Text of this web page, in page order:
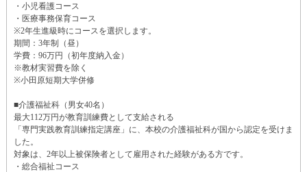
・小児看護コース
・医療事務保育コース
※2年生進級時にコースを選択します。
期間：3年制（昼）
学費：96万円（初年度納入金）
※教材実習費を除く
※小田原短期大学併修
■介護福祉科（男女40名）
最大112万円が教育訓練費として支給される
「専門実践教育訓練指定講座」に、本校の介護福祉科が国から認定を受けま
した。
対象は、2年以上被保険者として雇用された経験がある方です。
・総合福祉コース